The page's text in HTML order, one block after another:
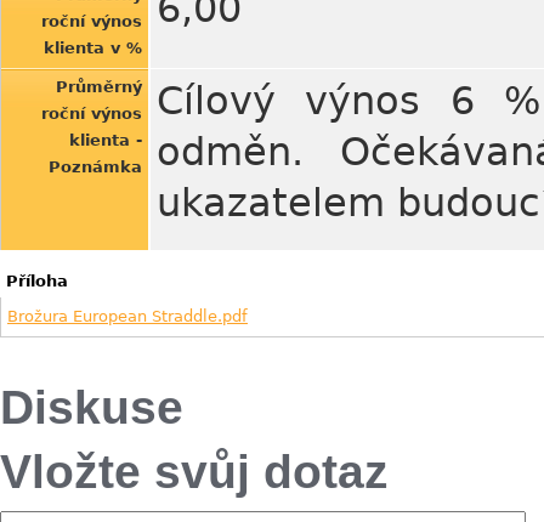
roční výnos
klienta v %
Průměrný
roční výnos
klienta -
Poznámka
Cílový výnos 6
odměn.
ukazatelem
Příloha
Brožura European Straddle.pdf
Diskuse
Vložte svůj dotaz